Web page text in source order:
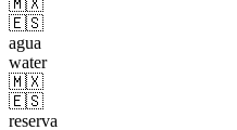
🇪🇸
agua
water
🇲🇽
🇪🇸
reserva